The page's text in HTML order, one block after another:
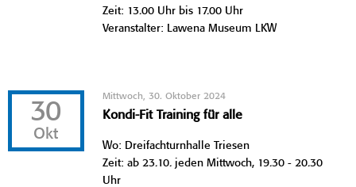
Zeit: 13.00 Uhr bis 17.00 Uhr
Veranstalter: Lawena Museum LKW
30
Okt
Mittwoch, 30. Oktober 2024
Kondi-Fit Training für alle
Wo: Dreifachturnhalle Triesen
Zeit: ab 23.10. jeden Mittwoch, 19.30 - 20.30
Uhr